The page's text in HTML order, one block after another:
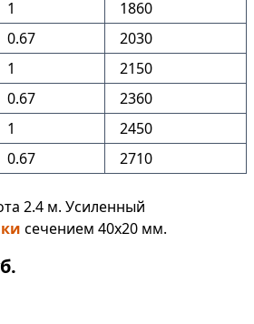
1
1860
0.67
2030
1
2150
0.67
2360
1
2450
0.67 2710
2.4 м. Усиленный
сечением 40х20 мм.